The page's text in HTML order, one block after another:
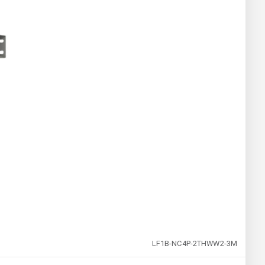
LF1B-NC4P-2THWW2-3M